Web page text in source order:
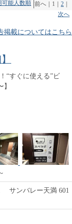
可能人数順 前へ 1 2
次へ
載についてはこちら
“すぐに使える”ビ
サンバレー天満 601